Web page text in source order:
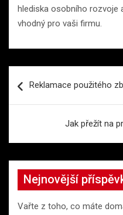
hlediska osobního rozvoje
vhodný pro vaši firmu.
proReklamace použitého
Jak přežít na
Nejnovější
Vařte z toho, co máte